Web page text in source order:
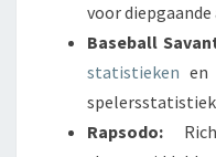
voor diepgaande
Baseball
statistieken en
Rapsodo: